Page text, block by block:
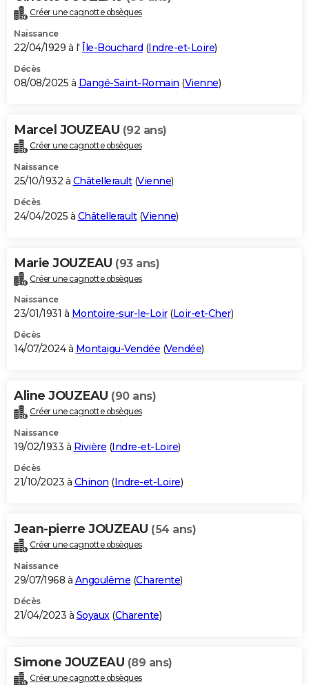
Bricolage
Lifestyle
Culture
Sport
Auto
Television
Voyage
CinemaCréer une cagnotte obsèques
Naissance
22/04/1929 à l' Île-Bouchard (Indre-et-Loire)
Décès
08/08/2025 à Dangé-Saint-Romain (Vienne)
Marcel JOUZEAU (92 ans)
Créer une cagnotte obsèques
Naissance
25/10/1932 à Châtellerault(Vienne)
Décès
24/04/2025 à Châtellerault(Vienne)
Marie JOUZEAU (93 ans)
Créer une cagnotte obsèques
Naissance
23/01/1931 à Montoire-sur-le-Loir(Loir-et-Cher)
Décès
14/07/2024 à Montaigu-Vendée (Vendée)
Aline JOUZEAU (90 ans)
Créer une cagnotte obsèques
Naissance
19/02/1933 à Rivière (Indre-et-Loire)
Décès
21/10/2023 à Chinon (Indre-et-Loire)
Jean-pierre JOUZEAU (54 ans)
Créer une cagnotte obsèques
Naissance
29/07/1968 à Angoulême (Charente)
Décès
21/04/2023 à Soyaux(Charente)
Simone JOUZEAU (89 ans)
Créer une cagnotte obsèques